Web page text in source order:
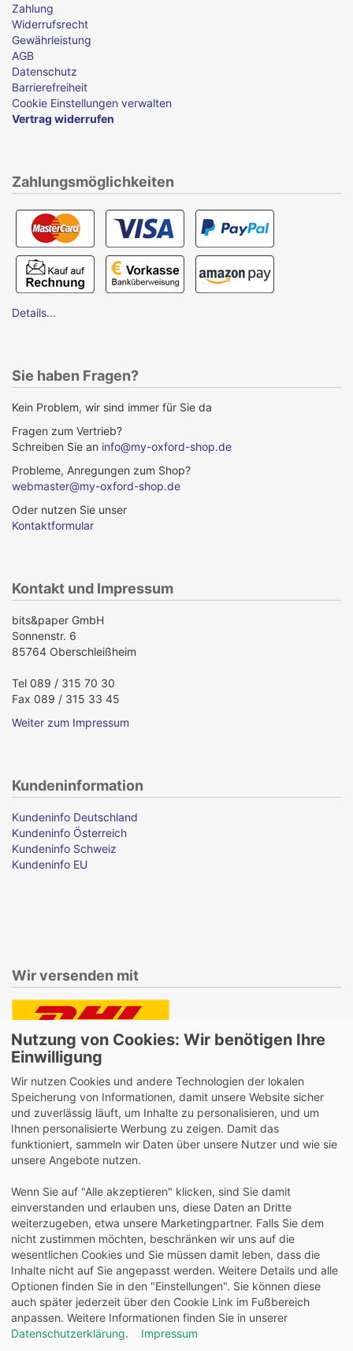
Zahlung
Widerrufsrecht
Gewährleistung
AGB
Datenschutz
Barrierefreiheit
Cookie Einstellungen verwalten
Vertrag widerrufen
Zahlungsmöglichkeiten
Details...
Sie haben Fragen?
Kein Problem, wir sind immer für Sie da
Fragen zum Vertrieb?
Schreiben Sie an info@my-oxford-shop.de
Probleme, Anregungen zum Shop?
webmaster@my-oxford-shop.de
Oder nutzen Sie unser
Kontaktformular
Kontakt und Impressum
bits&paper GmbH
Sonnenstr. 6
85764 Oberschleißheim
Tel 089 / 315 70 30
Fax 089 / 315 33 45
Weiter zum Impressum
Kundeninformation
Kundeninfo Deutschland
Kundeninfo Österreich
Kundeninfo Schweiz
Kundeninfo EU
Wir versenden mit
Lieferung auch an Packstationen und Postfilialen
Samstagszustellung
Bequeme Zahlung über Paypal
2 Jahre Gewährleistung
Alle Texte, Grafiken, Bilder und das Layout sind
urheberrechtlich geschützt und dürfen nicht ohne
ausdrückliche, schriftliche Erlaubnis weiterverwendet werden.
© 2026 bits&paper GmbH - Oxford Fachshop - OXFORD
100050378 - Schule Schulheft A5, 32 Blatt, Lineatur 4 (liniert),
Optik Paper®
Nutzung von Cookies: Wir benötigen Ihre
Einwilligung
Wir nutzen Cookies und andere Technologien der lokalen
Speicherung von Informationen, damit unsere Website sicher
und zuverlässig läuft, um Inhalte zu personalisieren, und um
Ihnen personalisierte Werbung zu zeigen. Damit das
funktioniert, sammeln wir Daten über unsere Nutzer und wie sie
unsere Angebote nutzen.
Wenn Sie auf "Alle akzeptieren" klicken, sind Sie damit
einverstanden und erlauben uns, diese Daten an Dritte
weiterzugeben, etwa unsere Marketingpartner. Falls Sie dem
nicht zustimmen möchten, beschränken wir uns auf die
wesentlichen Cookies und Sie müssen damit leben, dass die
Inhalte nicht auf Sie angepasst werden. Weitere Details und alle
Optionen finden Sie in den "Einstellungen". Sie können diese
auch später jederzeit über den Cookie Link im Fußbereich
anpassen. Weitere Informationen finden Sie in unserer
Datenschutzerklärung. Impressum